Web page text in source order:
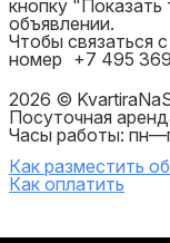
кнопку
объявлении.
Чтобы связаться
номер +7 495
2026 ©
Посуточная
Часы работы:
Как разместить
Как оплатить